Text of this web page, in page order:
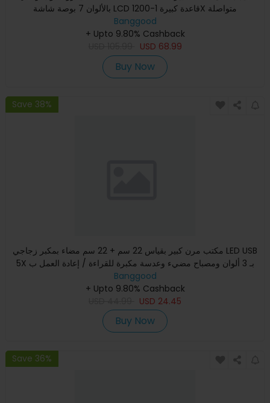
بالألوان 7 بوصة شاشة LCD قاعدة كبيرة 1-1200X متواصلة
Banggood
+ Upto 9.80% Cashback
USD 68.99
Buy Now
Save 38%
مكتب مرن كبير بقياس 22 سم + 22 سم مضاء بمكبر زجاجي LED USB
5X بـ 3 ألوان ومصباح مضيء وعدسة مكبرة للقراءة / إعادة العمل ب
Banggood
+ Upto 9.80% Cashback
USD 24.45
Buy Now
Save 36%